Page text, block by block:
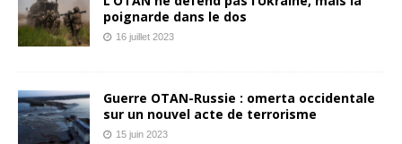
poignarde dans le dos
16 juillet 2023
Guerre OTAN-Russie : omerta occidentale
sur un nouvel acte de terrorisme
15 juin 2023